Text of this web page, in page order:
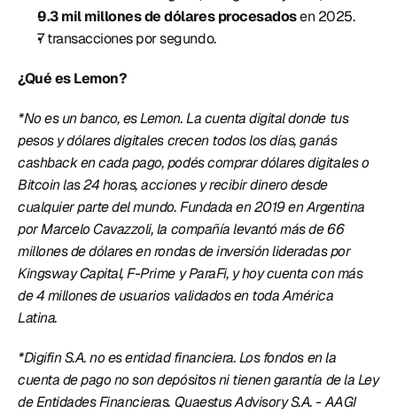
9.3 mil millones de dólares procesados en 2025.
7 transacciones por segundo.
¿Qué es Lemon?
*No es un banco, es Lemon. La cuenta digital donde tus
pesos y dólares digitales crecen todos los días, ganás
cashback en cada pago, podés comprar dólares digitales o
Bitcoin las 24 horas, acciones y recibir dinero desde
cualquier parte del mundo. Fundada en 2019 en Argentina
por Marcelo Cavazzoli, la compañía levantó más de 66
millones de dólares en rondas de inversión lideradas por
Kingsway Capital, F-Prime y ParaFi, y hoy cuenta con más
de 4 millones de usuarios validados en toda América
Latina.
*Digifin S.A. no es entidad financiera. Los fondos en la
cuenta de pago no son depósitos ni tienen garantía de la Ley
de Entidades Financieras. Quaestus Advisory S.A. - AAGI